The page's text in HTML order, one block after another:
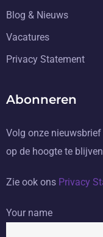
Blog & Nieuws
Vacatures
Privacy Statement
Abonneren
Volg onze nieuwsbrief
op de hoogte te
Zie ook ons Privacy
Your name